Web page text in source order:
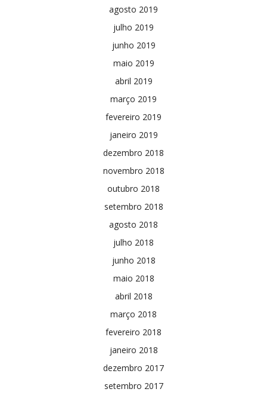
agosto 2019
julho 2019
junho 2019
maio 2019
abril 2019
março 2019
fevereiro 2019
janeiro 2019
dezembro 2018
novembro 2018
outubro 2018
setembro 2018
agosto 2018
julho 2018
junho 2018
maio 2018
abril 2018
março 2018
fevereiro 2018
janeiro 2018
dezembro 2017
setembro 2017